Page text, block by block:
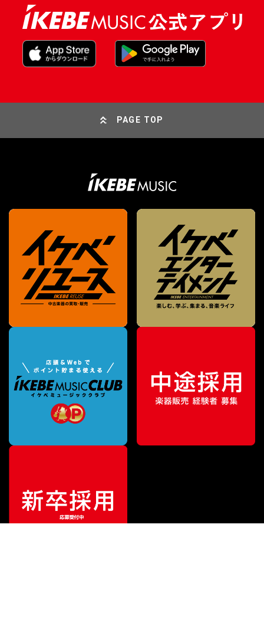
PAGE TOP